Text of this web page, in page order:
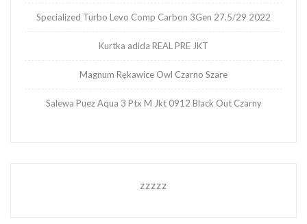
Specialized Turbo Levo Comp Carbon 3Gen 27.5/29 2022
Kurtka adida REAL PRE JKT
Magnum Rękawice Owl Czarno Szare
Salewa Puez Aqua 3 Ptx M Jkt 0912 Black Out Czarny
zzzzz